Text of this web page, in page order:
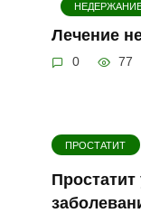
Лечение
0 77
ПРОСТАТИТ